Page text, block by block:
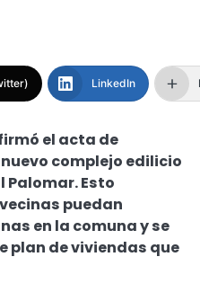
LinkedIn
el acta de
complejo edilicio
Palomar. Esto
puedan
en la comuna y se
plan de viviendas que